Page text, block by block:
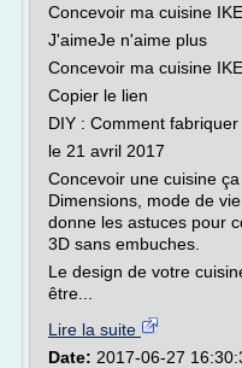
Concevoir ma cuisine
J'aimeJe n'aime plus
Concevoir ma cuisine
Copier le lien
DIY : Comment
le 21 avril 2017
Concevoir une cuisine
Dimensions, mode de
donne les astuces pour
3D sans embuches.
Le design de votre
être...
Lire la suite
Date: 2017-06-27